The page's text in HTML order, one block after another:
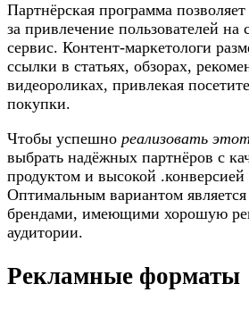
Партнёрская программа
за привлечение пользователей на
сервис. Контент-маркетологи
ссылки в статьях, обзорах,
видеороликах, привлекая
покупки.
Чтобы успешно реализовать
выбрать надёжных партнёров с
продуктом и высокой
Оптимальным вариантом является
брендами, имеющими хорошую
аудитории.
Рекламные форматы